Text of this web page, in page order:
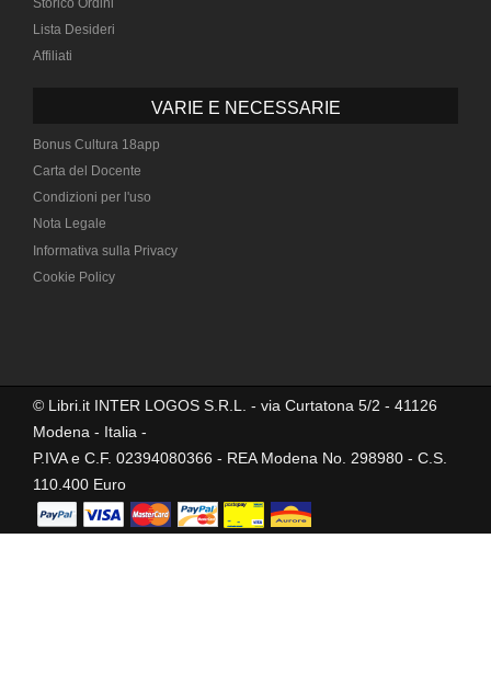
Lista Desideri
Affiliati
VARIE E NECESSARIE
Bonus Cultura 18app
Carta del Docente
Condizioni per l'uso
Nota Legale
Informativa sulla Privacy
Cookie Policy
© Libri.it INTER LOGOS S.R.L. - via Curtatona 5/2 - 41126
Modena - Italia -
P.IVA e C.F. 02394080366 - REA Modena No. 298980 - C.S.
110.400 Euro